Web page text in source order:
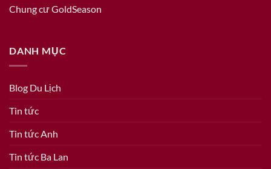
Chung cư GoldSeason
DANH MỤC
Blog Du Lịch
Tin tức
Tin tức Anh
Tin tức Ba Lan